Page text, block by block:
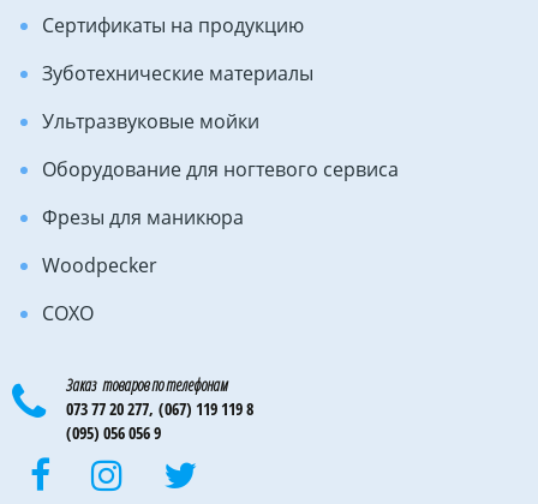
Сертификаты на продукцию
Зуботехнические материалы
Ультразвуковые мойки
Оборудование для ногтевого сервиса
Фрезы для маникюра
Woodpecker
COXO
Заказ товаров по телефонам
073 77 20 277, (067) 119 119 8
(095) 056 056 9